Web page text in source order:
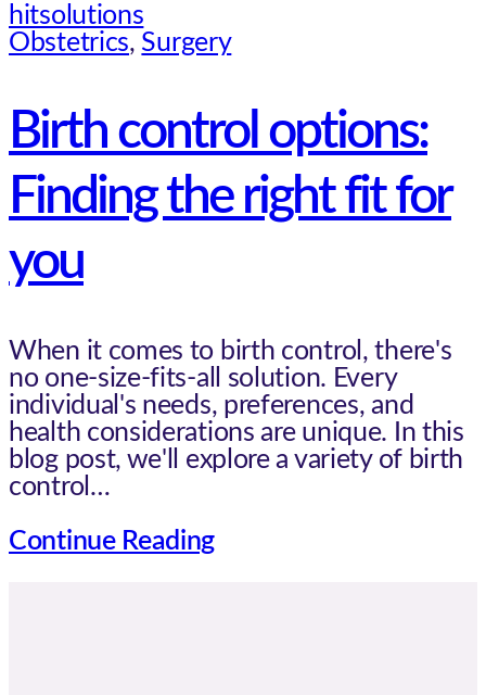
hitsolutions
Obstetrics, Surgery
Birth control options:
Finding the right fit for
you
When it comes to birth control, there's
no one-size-fits-all solution. Every
individual's needs, preferences, and
health considerations are unique. In this
blog post, we'll explore a variety of birth
control…
Continue Reading